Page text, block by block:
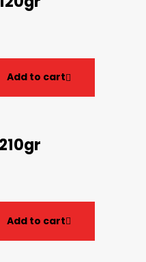
Add to cart
Add to cart